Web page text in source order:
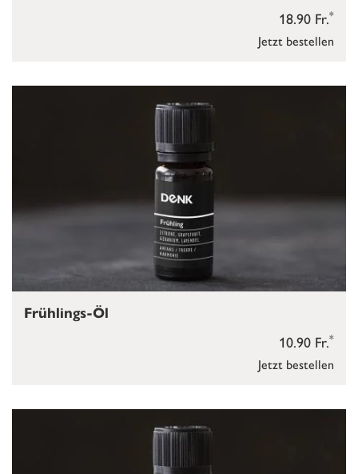
Jetzt bestellen
18.90 Fr.*
Jetzt bestellen
10.90 Fr.*
Frühlings-Öl